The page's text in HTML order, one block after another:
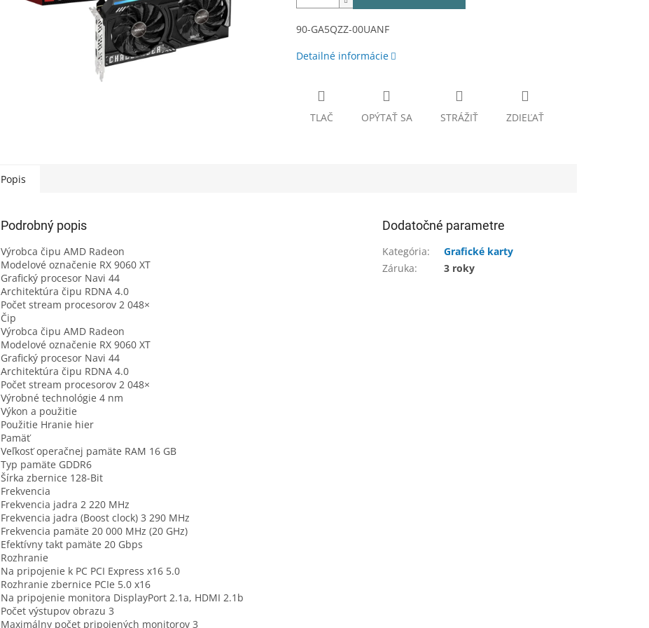
90-GA5QZZ-00UANF
Detailné informácie
TLAČ OPÝTAŤ SA STRÁŽIŤ ZDIEĽAŤ
Popis
Podrobný popis
Výrobca čipu AMD Radeon
Modelové označenie RX 9060 XT
Grafický procesor Navi 44
Architektúra čipu RDNA 4.0
Počet stream procesorov 2 048×
Čip
Výrobca čipu AMD Radeon
Modelové označenie RX 9060 XT
Grafický procesor Navi 44
Architektúra čipu RDNA 4.0
Počet stream procesorov 2 048×
Výrobné technológie 4 nm
Výkon a použitie
Použitie Hranie hier
Pamäť
Veľkosť operačnej pamäte RAM 16 GB
Typ pamäte GDDR6
Šírka zbernice 128-Bit
Frekvencia
Frekvencia jadra 2 220 MHz
Frekvencia jadra (Boost clock) 3 290 MHz
Frekvencia pamäte 20 000 MHz (20 GHz)
Efektívny takt pamäte 20 Gbps
Rozhranie
Na pripojenie k PC PCI Express x16 5.0
Rozhranie zbernice PCIe 5.0 x16
Na pripojenie monitora DisplayPort 2.1a, HDMI 2.1b
Počet výstupov obrazu 3
Maximálny počet pripojených monitorov 3
Dodatočné parametre
Kategória:
Grafické karty
Záruka: 3 roky